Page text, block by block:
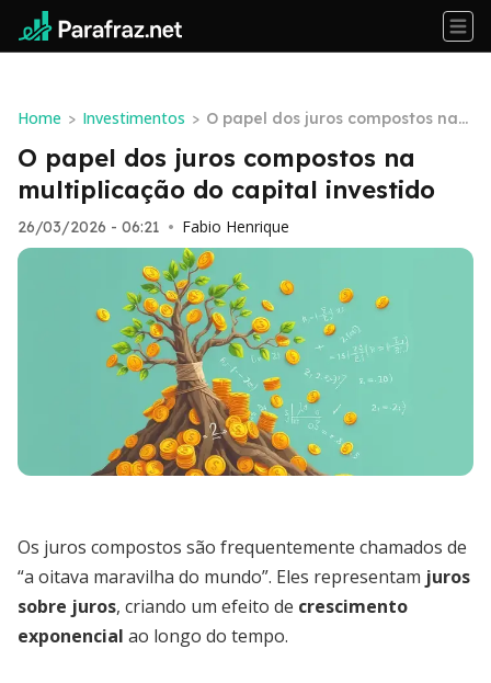
Home > Investimentos > O papel dos juros compostos na
o
O papel dos juros compostos na
multiplicação do capital investido
26/03/2026 - 06:21 • Fabio Henrique
Os juros compostos são frequentemente chamados de
“a oitava maravilha do mundo”. Eles representam juros
sobre juros, criando um efeito de crescimento
exponencial ao longo do tempo.